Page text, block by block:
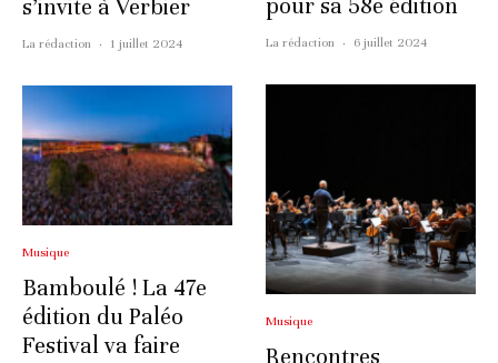
s’invite à Verbier
La rédaction · 1 juillet 2024
Musique
Bamboulé ! La 47e
édition du Paléo
Festival va faire
pour sa 58e édition
La rédaction · 6 juillet 2024
Musique
Rencontres